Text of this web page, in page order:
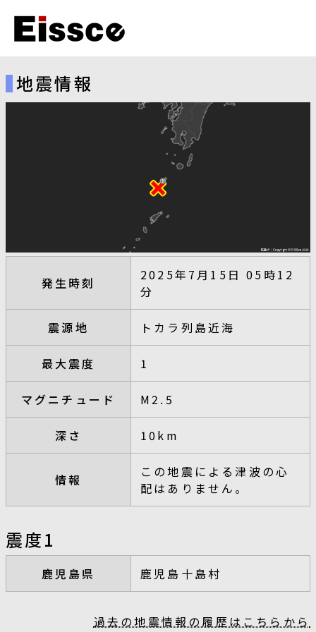
地震情報
発生時刻
2025年7月15日 05時12
分
震源地 トカラ列島近海
最大震度 1
マグニチュード M2.5
深さ 10km
情報
この地震による津波の心
配はありません。
震度1
鹿児島県 鹿児島十島村
過去の地震情報の履歴はこちらから